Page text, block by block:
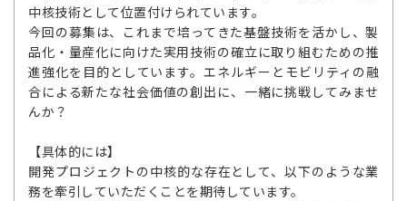
中核技術として位置付けられています。
今回の募集は、これまで培ってきた基盤技術を活かし、製
品化・量産化に向けた実用技術の確立に取り組むための推
進強化を目的としています。エネルギーとモビリティの融
合による新たな社会価値の創出に、一緒に挑戦してみませ
んか？
【具体的には】
開発プロジェクトの中核的な存在として、以下のような業
務を牽引していただくことを期待しています。